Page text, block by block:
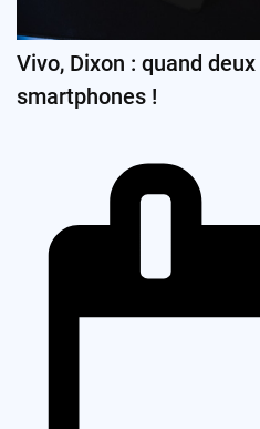
Vivo, Dixon : quand
smartphones !